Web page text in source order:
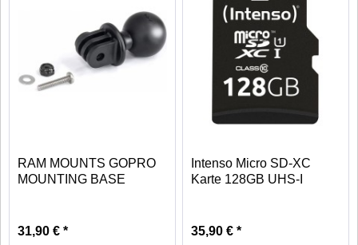
RAM MOUNTS GOPRO
MOUNTING BASE
31,90 € *
Intenso Micro SD-XC
Karte 128GB UHS-I
35,90 € *